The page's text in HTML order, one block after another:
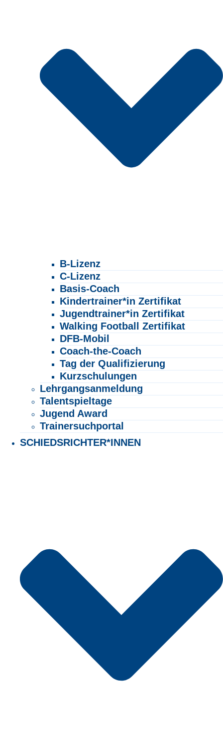
B-Lizenz
C-Lizenz
Basis-Coach
Kindertrainer*in Zertifikat
Jugendtrainer*in Zertifikat
Walking Football Zertifikat
DFB-Mobil
Coach-the-Coach
Tag der Qualifizierung
Kurzschulungen
Lehrgangsanmeldung
Talentspieltage
Jugend Award
Trainersuchportal
SCHIEDSRICHTER*INNEN